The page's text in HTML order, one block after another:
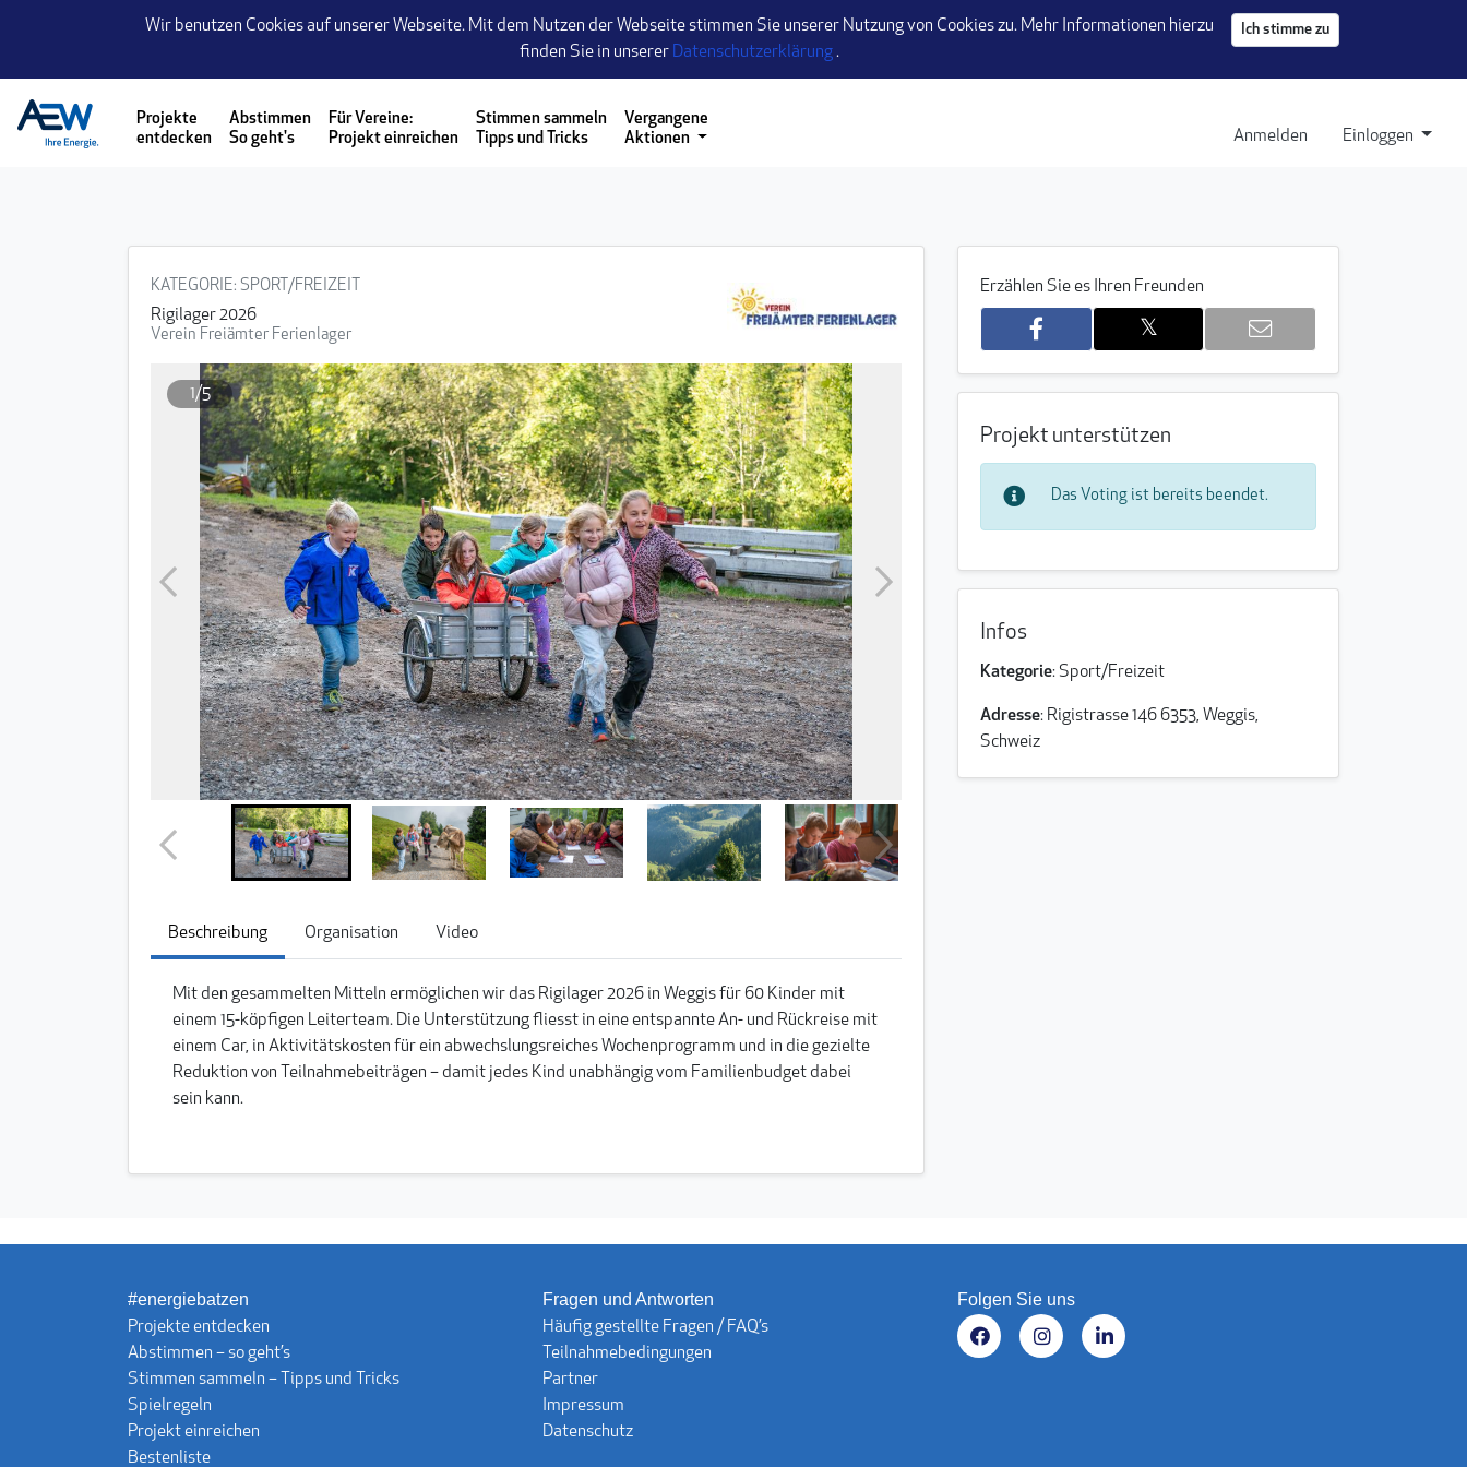
Ich stimme zu
Wir benutzen Cookies auf unserer Webseite. Mit dem Nutzen der Webseite stimmen Sie unserer Nutzung von Cookies zu. Mehr Informationen hierzu
finden Sie in unserer Datenschutzerklärung (öffnet einen neuen Tab)
.
Projekte
entdecken
Abstimmen
So geht's
Für Vereine:
Projekt einreichen
Stimmen sammeln
Tipps und Tricks
Vergangene
Aktionen
Anmelden Einloggen
KATEGORIE: SPORT/FREIZEIT
Rigilager 2026
Verein Freiämter Ferienlager
1/5 2/5
Beschreibung Organisation Video
Mit den gesammelten Mitteln ermöglichen wir das Rigilager 2026 in Weggis für 60 Kinder mit
einem 15-köpfigen Leiterteam. Die Unterstützung fliesst in eine entspannte An- und Rückreise mit
einem Car, in Aktivitätskosten für ein abwechslungsreiches Wochenprogramm und in die gezielte
Reduktion von Teilnahmebeiträgen – damit jedes Kind unabhängig vom Familienbudget dabei
sein kann.
Erzählen Sie es Ihren Freunden
𝕏
Projekt unterstützen
Das Voting ist bereits beendet.
Infos
Kategorie: Sport/Freizeit
Adresse: Rigistrasse 146 6353, Weggis,
Schweiz
#energiebatzen
Projekte entdecken
Abstimmen – so geht’s
Stimmen sammeln – Tipps und Tricks
Spielregeln
Projekt einreichen
Bestenliste
Fragen und Antworten
Häufig gestellte Fragen / FAQ’s
Teilnahmebedingungen
Partner
Impressum
Datenschutz
Folgen Sie uns